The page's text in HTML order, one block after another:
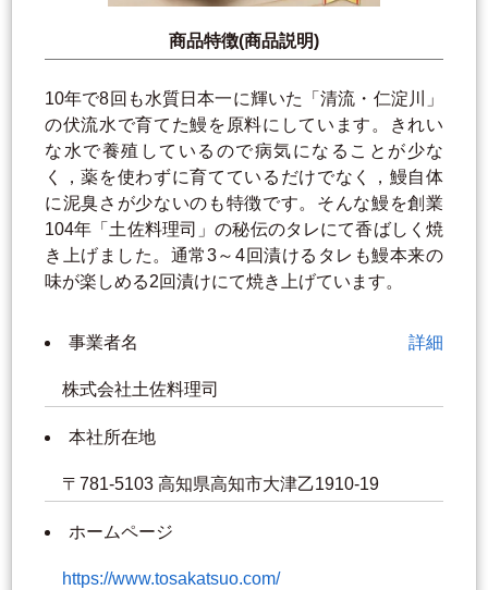
商品特徴(商品説明)
10年で8回も水質日本一に輝いた「清流・仁淀川」
の伏流水で育てた鰻を原料にしています。きれい
な水で養殖しているので病気になることが少な
く，薬を使わずに育てているだけでなく，鰻自体
に泥臭さが少ないのも特徴です。そんな鰻を創業
104年「土佐料理司」の秘伝のタレにて香ばしく焼
き上げました。通常3～4回漬けるタレも鰻本来の
味が楽しめる2回漬けにて焼き上げています。
事業者名 詳細
株式会社土佐料理司
本社所在地
〒781-5103 高知県高知市大津乙1910-19
ホームページ
https://www.tosakatsuo.com/